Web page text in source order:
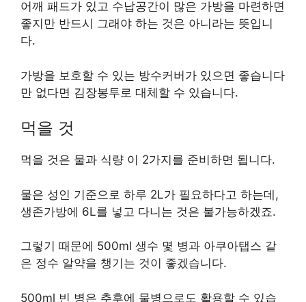
어깨 패드가 있고 수납공간이 많은 가방을 마련하면
좋지만 반드시 그래야 하는 것은 아니라는 뜻입니
다.
가방을 보호할 수 있는 방수커버가 있으면 좋습니다
만 없다면 김장봉투로 대체할 수 있습니다.
먹을 것
먹을 것은 물과 식량 이 2가지를 준비하면 됩니다.
물은 성인 기준으로 하루 2L가 필요하다고 하는데,
생존가방에 6L를 넣고 다니는 것은 불가능하겠죠.
그렇기 때문에 500ml 생수 몇 병과 아쿠아탭스 같
은 정수 알약을 챙기는 것이 좋겠습니다.
500ml 빈 병은 추후에 물병으로도 활용할 수 있습